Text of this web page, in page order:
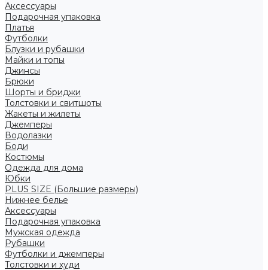
Аксессуары
Подарочная упаковка
Платья
Футболки
Блузки и рубашки
Майки и топы
Джинсы
Брюки
Шорты и бриджи
Толстовки и свитшоты
Жакеты и жилеты
Джемперы
Водолазки
Боди
Костюмы
Одежда для дома
Юбки
PLUS SIZE (Большие размеры)
Нижнее белье
Аксессуары
Подарочная упаковка
Мужская одежда
Рубашки
Футболки и джемперы
Толстовки и худи